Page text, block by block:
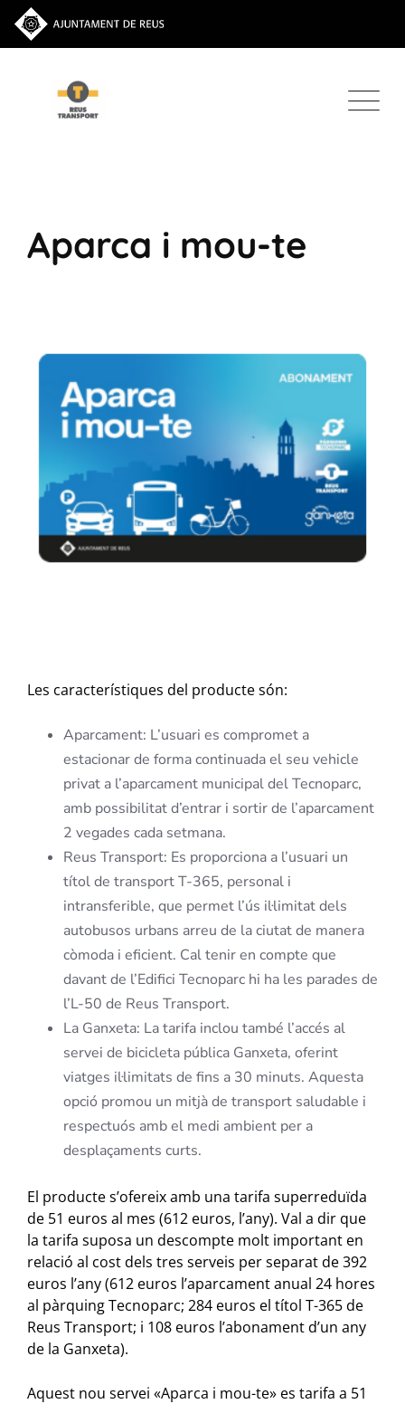
Aparca i mou-te
Les característiques del producte són:
Aparcament: L’usuari es compromet a
estacionar de forma continuada el seu vehicle
privat a l’aparcament municipal del Tecnoparc,
amb possibilitat d’entrar i sortir de l’aparcament
2 vegades cada setmana.
Reus Transport: Es proporciona a l’usuari un
títol de transport T-365, personal i
intransferible, que permet l’ús il·limitat dels
autobusos urbans arreu de la ciutat de manera
còmoda i eficient. Cal tenir en compte que
davant de l’Edifici Tecnoparc hi ha les parades de
l’L-50 de Reus Transport.
La Ganxeta: La tarifa inclou també l’accés al
servei de bicicleta pública Ganxeta, oferint
viatges il·limitats de fins a 30 minuts. Aquesta
opció promou un mitjà de transport saludable i
respectuós amb el medi ambient per a
desplaçaments curts.
El producte s’ofereix amb una tarifa superreduïda
de 51 euros al mes (612 euros, l’any). Val a dir que
la tarifa suposa un descompte molt important en
relació al cost dels tres serveis per separat de 392
euros l’any (612 euros l’aparcament anual 24 hores
al pàrquing Tecnoparc; 284 euros el títol T-365 de
Reus Transport; i 108 euros l’abonament d’un any
de la Ganxeta).
Aquest nou servei «Aparca i mou-te» es tarifa a 51